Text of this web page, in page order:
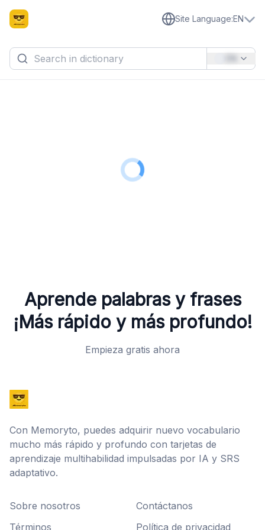
Site Language:EN
Aprende palabras y frases
¡Más rápido y más profundo!
Empieza gratis ahora
Con Memoryto, puedes adquirir nuevo vocabulario
mucho más rápido y profundo con tarjetas de
aprendizaje multihabilidad impulsadas por IA y SRS
adaptativo.
Sobre nosotros
Contáctanos
Términos
Política de privacidad